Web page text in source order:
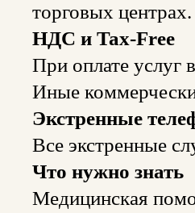
торговых центрах.
НДС и Tax-Free
При оплате услуг
Иные
Экстренные
Все экстренные
Что нужно знать
Медицинская